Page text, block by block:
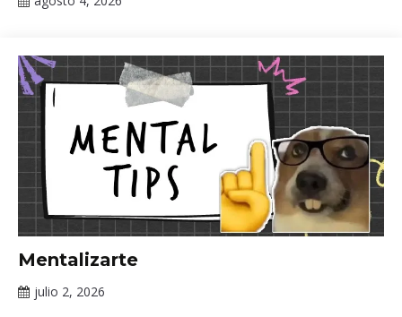
Información
de interés
Mentalizarte
julio 2, 2026